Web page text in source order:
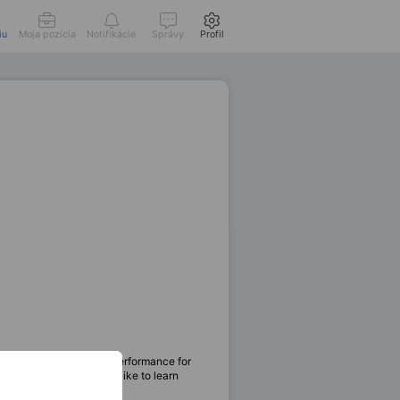
Moja pozícia Notifikácie Správy Profil
ensure top-notch performance for
skills. Would you like to learn